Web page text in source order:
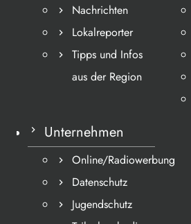
Nachrichten
Lokalreporter
Tipps und Infos
aus der Region
Unternehmen
Online/Radiowerbung
Datenschutz
Jugendschutz